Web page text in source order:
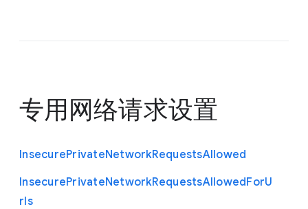
专用网络请求设置
InsecurePrivateNetworkRequestsAllowed
InsecurePrivateNetworkRequestsAllowedForU
rls